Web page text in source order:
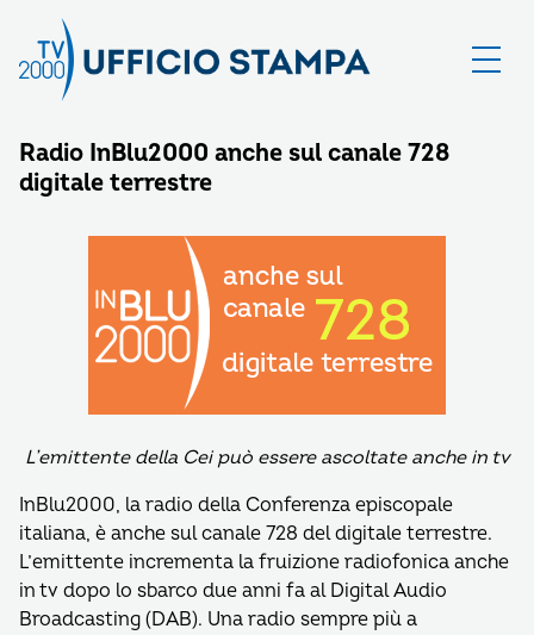
Radio InBlu2000 anche sul canale 728
digitale terrestre
L’emittente della Cei può essere ascoltate anche in tv
InBlu2000, la radio della Conferenza episcopale
italiana, è anche sul canale 728 del digitale terrestre.
L’emittente incrementa la fruizione radiofonica anche
in tv dopo lo sbarco due anni fa al Digital Audio
Broadcasting (DAB). Una radio sempre più a